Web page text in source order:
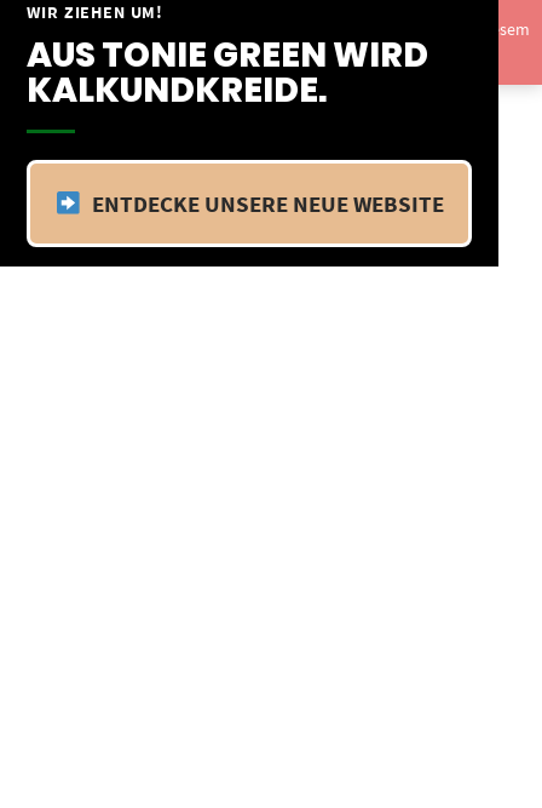
WIR ZIEHEN UM!
AUS TONIE GREEN WIRD
KALKUNDKREIDE.
ENTDECKE UNSERE NEUE WEBSITE
Springe
Inhalt
Vom 09.04.25 - 20.04.25 befinden wir uns im Betriebsurlaub. In diesem
Zeitraum findet kein Versand statt.Ausblenden